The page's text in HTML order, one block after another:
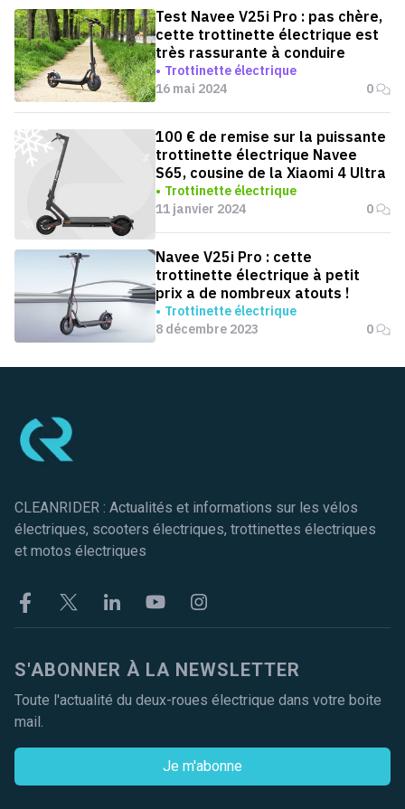
Test Navee V25i Pro : pas chère,
cette trottinette électrique est
très rassurante à conduire
Trottinette électrique
16 mai 2024
0
100 € de remise sur la puissante
trottinette électrique Navee
S65, cousine de la Xiaomi 4 Ultra
Trottinette électrique
11 janvier 2024
0
Navee V25i Pro : cette
trottinette électrique à petit
prix a de nombreux atouts !
Trottinette électrique
8 décembre 2023
0
CLEANRIDER : Actualités et informations sur les vélos
électriques, scooters électriques, trottinettes électriques
et motos électriques
FacebookTwitter LinkekinYoutubeInstagram
S'ABONNER À LA NEWSLETTER
Toute l'actualité du deux-roues électrique dans votre boite
mail.
Je m'abonne